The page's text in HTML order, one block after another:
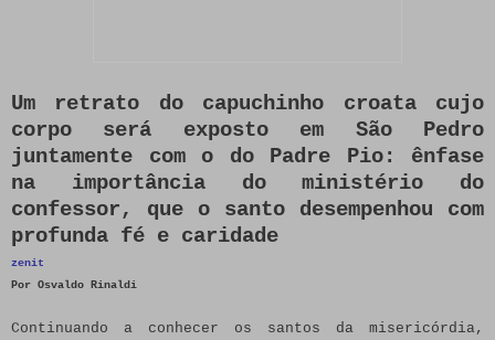
Um retrato do capuchinho croata cujo
corpo será exposto em São Pedro
juntamente com o do Padre Pio: ênfase
na importância do ministério do
confessor, que o santo desempenhou com
profunda fé e caridade
zenit
Por Osvaldo Rinaldi
Continuando a conhecer os santos da misericórdia,